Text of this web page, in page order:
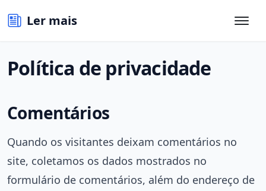
Ler mais
Política de privacidade
Comentários
Quando os visitantes deixam comentários no
site, coletamos os dados mostrados no
formulário de comentários, além do endereço de